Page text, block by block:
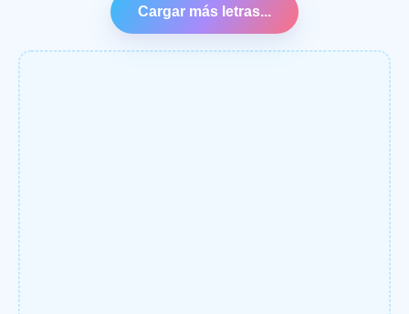
Cargar más letras...